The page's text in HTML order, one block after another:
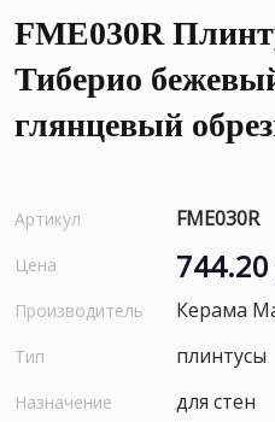
FME030R
Тиберио
глянцевый
Артикул FME030R
Цена
Производитель Керама
Тип плинтусы
Назначение для стен